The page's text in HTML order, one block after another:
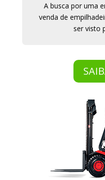
A busca por uma
venda de
ser visto